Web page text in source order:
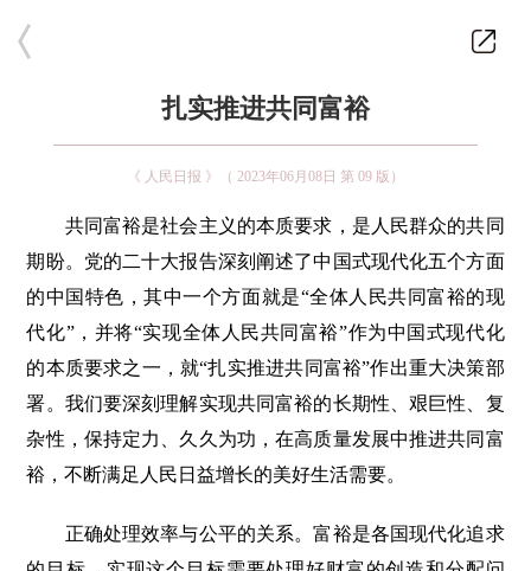
扎实推进共同富裕
​《 人民日报 》（ 2023年06月08日 第 09 版）
共同富裕是社会主义的本质要求，是人民群众的共同
期盼。党的二十大报告深刻阐述了中国式现代化五个方面
的中国特色，其中一个方面就是“全体人民共同富裕的现
代化”，并将“实现全体人民共同富裕”作为中国式现代化
的本质要求之一，就“扎实推进共同富裕”作出重大决策部
署。我们要深刻理解实现共同富裕的长期性、艰巨性、复
杂性，保持定力、久久为功，在高质量发展中推进共同富
裕，不断满足人民日益增长的美好生活需要。
正确处理效率与公平的关系。富裕是各国现代化追求